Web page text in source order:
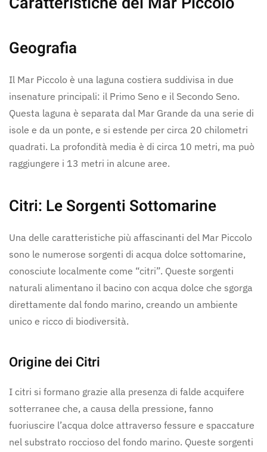
Geografia
Il Mar Piccolo è una laguna costiera suddivisa in due
insenature principali: il Primo Seno e il Secondo Seno.
Questa laguna è separata dal Mar Grande da una serie di
isole e da un ponte, e si estende per circa 20 chilometri
quadrati. La profondità media è di circa 10 metri, ma può
raggiungere i 13 metri in alcune aree.
Citri: Le Sorgenti Sottomarine
Una delle caratteristiche più affascinanti del Mar Piccolo
sono le numerose sorgenti di acqua dolce sottomarine,
conosciute localmente come “citri”. Queste sorgenti
naturali alimentano il bacino con acqua dolce che sgorga
direttamente dal fondo marino, creando un ambiente
unico e ricco di biodiversità.
Origine dei Citri
I citri si formano grazie alla presenza di falde acquifere
sotterranee che, a causa della pressione, fanno
fuoriuscire l’acqua dolce attraverso fessure e spaccature
nel substrato roccioso del fondo marino. Queste sorgenti